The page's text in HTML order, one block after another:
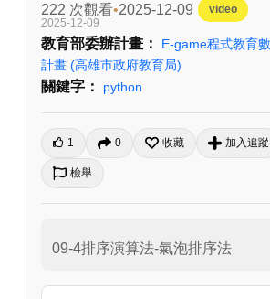
222 次觀看 2025-12-09
video
2025-12-09
教育部委辦計畫：
E-game程式教育
計畫 (高雄市政府教育局)
關鍵字： python
1 0 收藏 加入追蹤
檢舉
09-4排序演算法-氣泡排序法